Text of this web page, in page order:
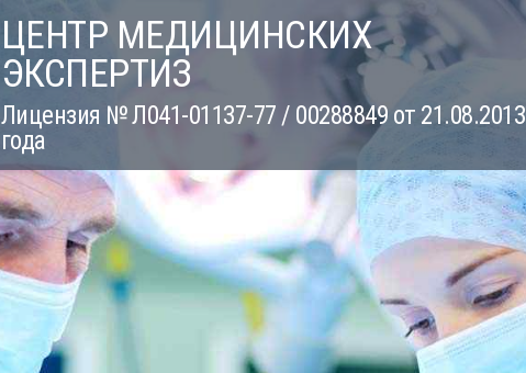
ЦЕНТР МЕДИЦИНСКИХ
ЭКСПЕРТИЗ
Лицензия № Л041-01137-77 / 00288849 от 21.08.2013
года